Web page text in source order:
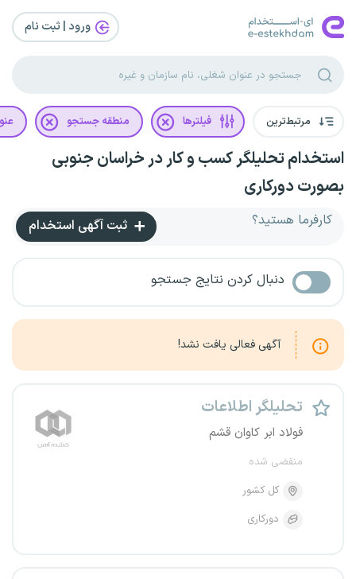
ورود | ثبت‌ نام
مرتبط‌ترین فیلترها منطقه جستجو
استخدام تحلیلگر کسب و کار در خراسان جنوبی
بصورت دورکاری
کارفرما هستید؟ ثبت آگهی استخدام
دنبال کردن نتایج جستجو
آگهی فعالی یافت نشد!
تحلیلگر اطلاعات
فولاد ابر کاوان قشم
منقضی شده
کل کشور
دورکاری